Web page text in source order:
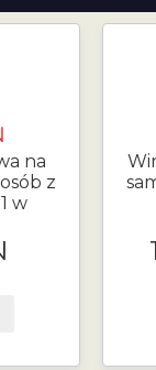
na
z
w